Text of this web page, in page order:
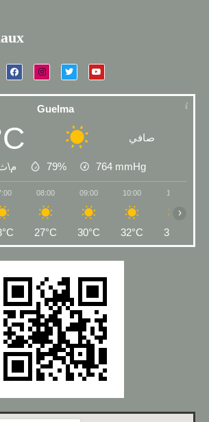
Guelma
صافي
1.5 79% 764 mmHg
08:00
27°C
09:00
30°C
10:00
32°C
11:00
33°C
›